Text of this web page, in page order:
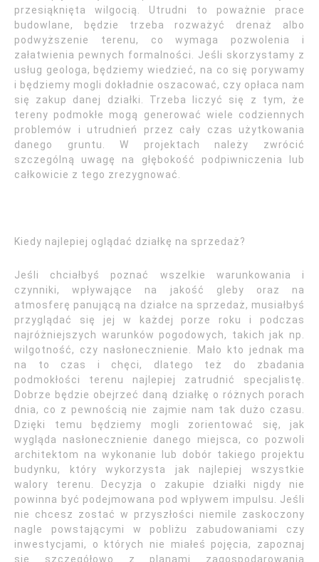
przesiąknięta wilgocią. Utrudni to poważnie prace
budowlane, będzie trzeba rozważyć drenaż albo
podwyższenie terenu, co wymaga pozwolenia i
załatwienia pewnych formalności. Jeśli skorzystamy z
usług geologa, będziemy wiedzieć, na co się porywamy
i będziemy mogli dokładnie oszacować, czy opłaca nam
się zakup danej działki. Trzeba liczyć się z tym, że
tereny podmokłe mogą generować wiele codziennych
problemów i utrudnień przez cały czas użytkowania
danego gruntu. W projektach należy zwrócić
szczególną uwagę na głębokość podpiwniczenia lub
całkowicie z tego zrezygnować.
Kiedy najlepiej oglądać działkę na sprzedaż?
Jeśli chciałbyś poznać wszelkie warunkowania i
czynniki, wpływające na jakość gleby oraz na
atmosferę panującą na działce na sprzedaż, musiałbyś
przyglądać się jej w każdej porze roku i podczas
najróżniejszych warunków pogodowych, takich jak np.
wilgotność, czy nasłonecznienie. Mało kto jednak ma
na to czas i chęci, dlatego też do zbadania
podmokłości terenu najlepiej zatrudnić specjalistę.
Dobrze będzie obejrzeć daną działkę o różnych porach
dnia, co z pewnością nie zajmie nam tak dużo czasu.
Dzięki temu będziemy mogli zorientować się, jak
wygląda nasłonecznienie danego miejsca, co pozwoli
architektom na wykonanie lub dobór takiego projektu
budynku, który wykorzysta jak najlepiej wszystkie
walory terenu. Decyzja o zakupie działki nigdy nie
powinna być podejmowana pod wpływem impulsu. Jeśli
nie chcesz zostać w przyszłości niemile zaskoczony
nagle powstającymi w pobliżu zabudowaniami czy
inwestycjami, o których nie miałeś pojęcia, zapoznaj
się szczegółowo z planami zagospodarowania